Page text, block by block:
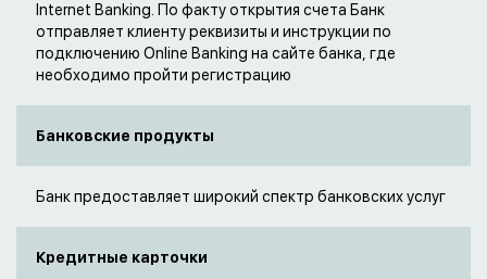
Internet Banking. По факту открытия счета Банк
отправляет клиенту реквизиты и инструкции по
подключению Online Banking на сайте банка, где
необходимо пройти регистрацию
Банковские продукты
Банк предоставляет широкий спектр банковских услуг
Кредитные карточки